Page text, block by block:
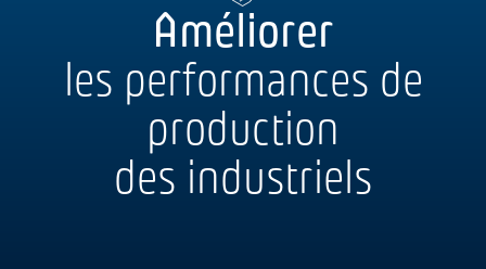
Améliorer
les performances de
production
des industriels